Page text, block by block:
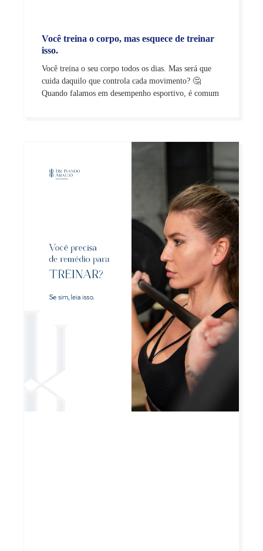
Você treina o corpo, mas esquece de treinar
isso.
Você treina o seu corpo todos os dias. Mas será que
cuida daquilo que controla cada movimento? 🤔
Quando falamos em desempenho esportivo, é comum